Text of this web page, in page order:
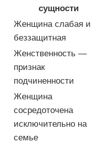
сущности
Женщина слабая и
беззащитная
Женственность —
признак
подчиненности
Женщина
сосредоточена
исключительно на
семье